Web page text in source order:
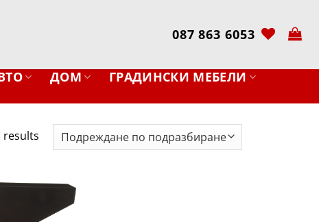
087 863 6053
ДОМ
ГРАДИНСКИ МЕБЕЛИ
results
Добави